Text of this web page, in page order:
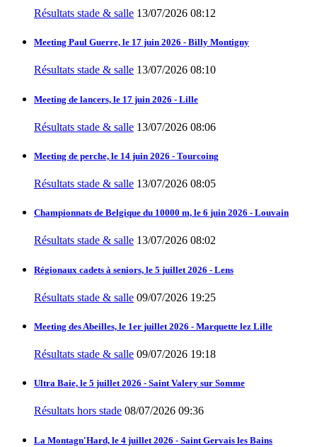
Résultats stade & salle 13/07/2026 08:12
Meeting Paul Guerre, le 17 juin 2026 - Billy Montigny
Résultats stade & salle 13/07/2026 08:10
Meeting de lancers, le 17 juin 2026 - Lille
Résultats stade & salle 13/07/2026 08:06
Meeting de perche, le 14 juin 2026 - Tourcoing
Résultats stade & salle 13/07/2026 08:05
Championnats de Belgique du 10000 m, le 6 juin 2026 - Louvain
Résultats stade & salle 13/07/2026 08:02
Régionaux cadets à seniors, le 5 juillet 2026 - Lens
Résultats stade & salle 09/07/2026 19:25
Meeting des Abeilles, le 1er juillet 2026 - Marquette lez Lille
Résultats stade & salle 09/07/2026 19:18
Ultra Baie, le 5 juillet 2026 - Saint Valery sur Somme
Résultats hors stade 08/07/2026 09:36
La Montagn'Hard, le 4 juillet 2026 - Saint Gervais les Bains